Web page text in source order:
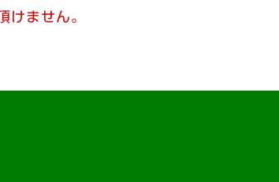
けません。